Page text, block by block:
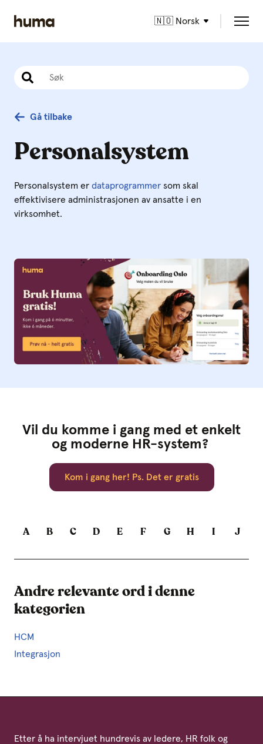
🇳🇴 Norsk
Gå tilbake
Personalsystem
Personalsystem er dataprogrammer som skal
effektivisere administrasjonen av ansatte i en
virksomhet.
Vil du komme i gang med et enkelt
og moderne HR-system?
Kom i gang her! Ps. Det er gratis
A B C D E F G H I J
Andre relevante ord i denne
kategorien
HCM
Integrasjon
Etter å ha intervjuet hundrevis av ledere, HR folk og